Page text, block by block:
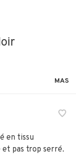
MAS
en tissu
pas trop serré.